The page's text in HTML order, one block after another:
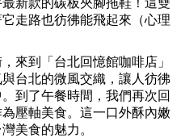
走路也彷彿能飛起來（心理
來到「台北回憶館咖啡店」
台北的微風交織，讓人彷彿
到了午餐時間，我們再次回
壓軸美食。這一口外酥內嫩
美食的魅力。